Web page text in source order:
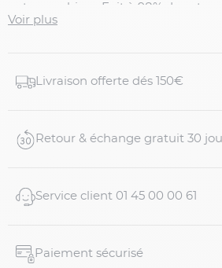
automne-hiver. Fait à 98% de
agréable au toucher. La présence
vêtement est celui qu’il vous faut.
Boutons neutres
Voir plus
Livraison offerte dés 150€
Retour & échange gratuit 30
Service client 01 45 00 00 61
Paiement sécurisé